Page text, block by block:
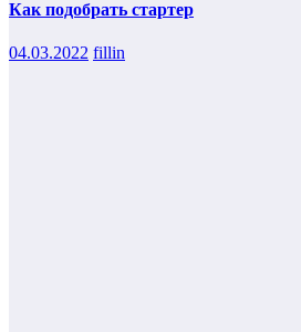
Как подобрать стартер
04.03.2022 fillin